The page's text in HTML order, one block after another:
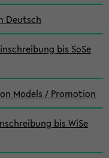
Deutsch
bis SoSe
Models / Promotion
bis WiSe